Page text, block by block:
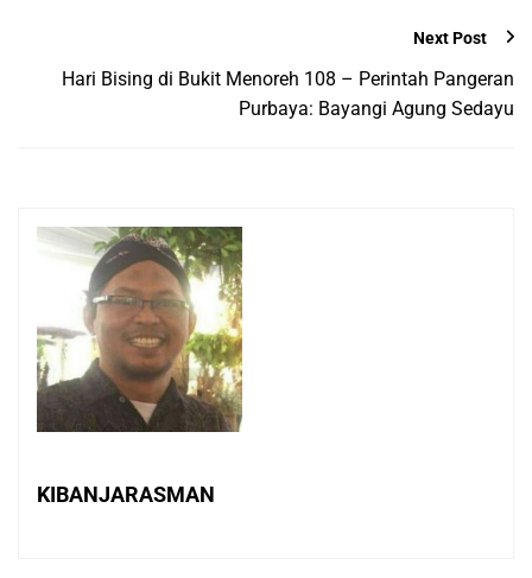
Next Post
Hari Bising di Bukit Menoreh 108 – Perintah Pangeran
Purbaya: Bayangi Agung Sedayu
KIBANJARASMAN